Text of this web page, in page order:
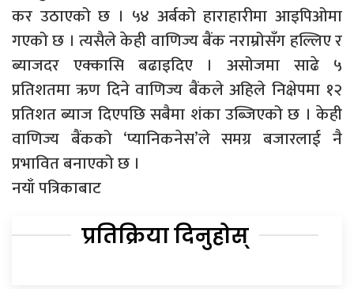
कर उठाएको छ । ५४ अर्बको हाराहारीमा आइपिओमा
गएको छ । त्यसैले केही वाणिज्य बैंक नराम्रोसँग हल्लिए र
ब्याजदर एक्कासि बढाइदिए । असोजमा साढे ५
प्रतिशतमा ऋण दिने वाणिज्य बैंकले अहिले निक्षेपमा १२
प्रतिशत ब्याज दिएपछि सबैमा शंका उब्जिएको छ । केही
वाणिज्य बैंकको ‘प्यानिकनेस’ले समग्र बजारलाई नै
प्रभावित बनाएको छ ।
नयाँ पत्रिकाबाट
प्रतिक्रिया दिनुहोस्